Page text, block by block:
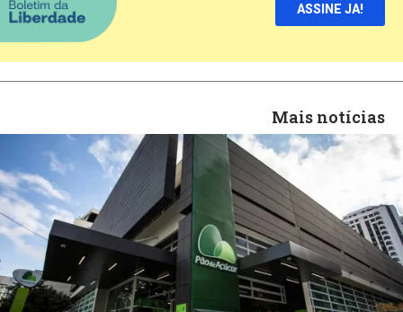
ASSINE JA!
Mais notícias